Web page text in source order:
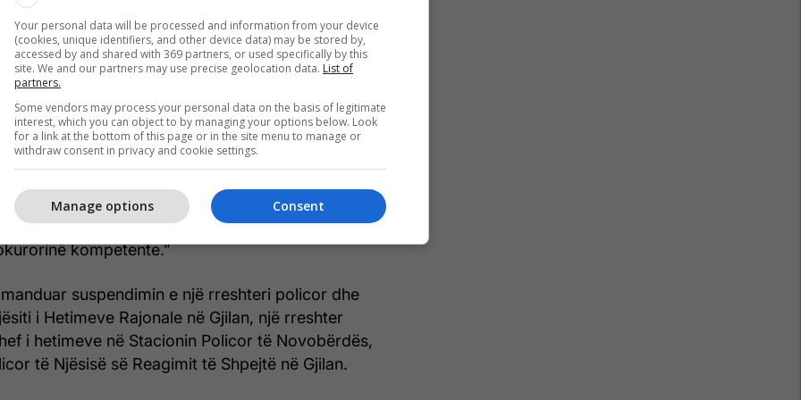
edhe Inspektorati Policor i Kosovës, të cilët
tutje katër zyrtarët policor vazhdojnë të jenë të
suaj gjeni përgjigjen nga IPK-ja si në
policorë IPK ju konfirmon se të njëjtit janë
me pagesë dhe se kjo do të vazhdojë deri sa të
penal të cilin është duke e zhvilluar IPK-ja.
ende në hetim dhe hetuesit e Inspektoratit
janë duke kryer disa veprime hetimore në
kompetente.”
suspendimin e një rreshteri policor dhe
i Hetimeve Rajonale në Gjilan, një rreshter
i hetimeve në Stacionin Policor të Novobërdës,
të Njësisë së Reagimit të Shpejtë në Gjilan.
Your personal data will be processed and information from your device
(cookies, unique identifiers, and other device data) may be stored by,
accessed by and shared with 369 partners, or used specifically by this
site. We and our partners may use precise geolocation data. List of
partners.
Some vendors may process your personal data on the basis of legitimate
interest, which you can object to by managing your options below. Look
for a link at the bottom of this page or in the site menu to manage or
withdraw consent in privacy and cookie settings.
Consent
Manage options